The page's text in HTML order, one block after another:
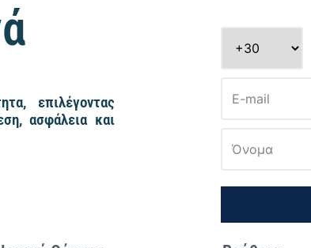
επιλέγοντας
ασφάλεια και